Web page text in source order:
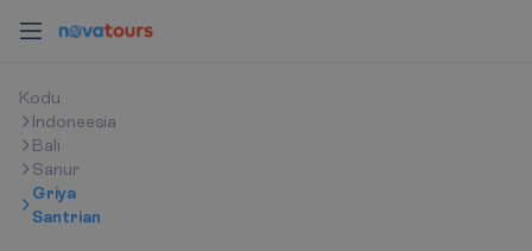
Kodu
Indoneesia
Bali
Sanur
Griya
Santrian